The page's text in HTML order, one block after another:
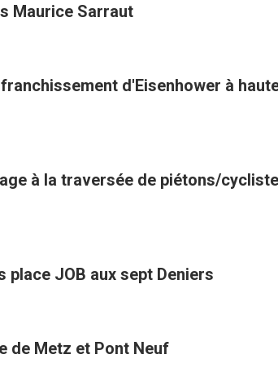
Maurice Sarraut
d'Eisenhower à
à la traversée de piétons/
JOB aux sept Deniers
de Metz et Pont Neuf